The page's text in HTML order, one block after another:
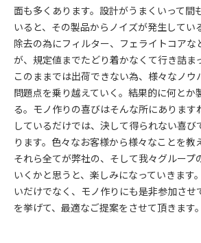
面も多くあります。設計がうまくいって間
いると、その製品からノイズが発生してい
除去の為にフィルター、フェライトコアな
が、規定値までたどり着かなくて行き詰ま
このままでは出荷できない為、様々なノウ
問題点を乗り越えていく。結果的に何とか
る。モノ作りの喜びはそんな所にあります
しているだけでは、決して得られない喜び
ります。色々なお客様から様々なことを教
それら全てが弊社の、そして我々グループ
いくかと思うと、楽しみになっていきます
いだけでなく、モノ作りにも是非参加させ
を挙げて、最適なご提案をさせて頂きます。